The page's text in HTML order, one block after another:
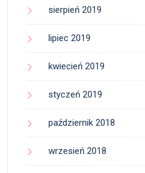
sierpień 2019
lipiec 2019
kwiecień 2019
styczeń 2019
październik 2018
wrzesień 2018